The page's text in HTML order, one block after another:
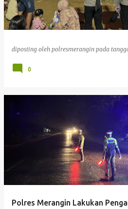
diposting oleh polresmerangin pada
0
Polres Merangin Lakukan